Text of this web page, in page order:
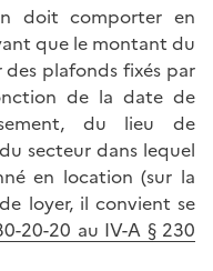
doit comporter en
que le montant du
plafonds fixés par
de la date de
du lieu de
secteur dans lequel
en location (sur la
loyer, il convient se
20-20 au IV-A § 230